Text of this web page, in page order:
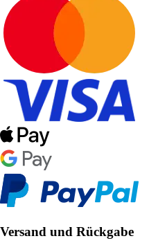
Versand und Rückgabe